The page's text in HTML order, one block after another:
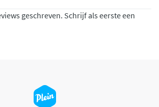
geschreven. Schrijf als eerste een